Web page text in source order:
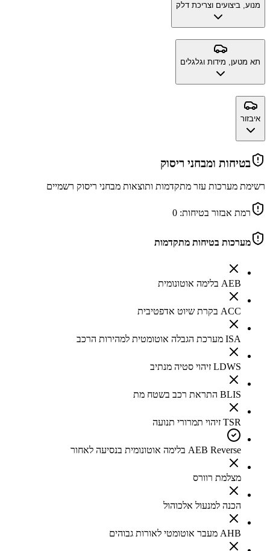
מנוע, ביצועים וצריכת דלק
תא מטען, מידות וגלגלים
איבזור
בטיחות ומבחני ריסוק
רשימת מערכות עזר מתקדמות ותוצאות מבחני ריסוק רשמיים
רמת אבזור בטיחות: 0
מערכות בטיחות מתקדמות
AEB בלימה אוטונומית
ACC בקרת שיוט אדפטיבית
ISA מערכת הגבלה אוטומטית למהירות הרכב
LDWS זיהוי סטיה מנתיב
BLIS התראת רכב בשטח מת
TSR זיהוי תמרורי תנועה
AEB Reverse בלימה אוטונומית בנסיעה לאחור
מצלמת רוורס
הכנה למנעול אלכוהול
AHB מעבר אוטומטי לאורות גבוהים